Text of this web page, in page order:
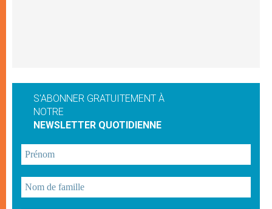
S'ABONNER GRATUITEMENT À
NOTRE
NEWSLETTER QUOTIDIENNE